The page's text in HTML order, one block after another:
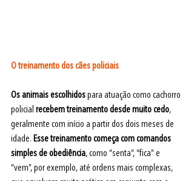
O treinamento dos cães policiais
Os animais escolhidos para atuação como cachorro
policial recebem treinamento desde muito cedo,
geralmente com início a partir dos dois meses de
idade. Esse treinamento começa com comandos
simples de obediência, como “senta”, “fica” e
“vem”, por exemplo, até ordens mais complexas,